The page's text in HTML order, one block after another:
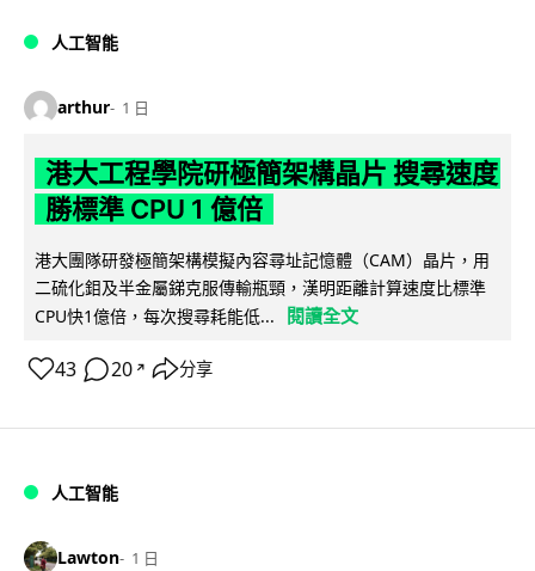
人工智能
arthur 1 日
港大工程學院研極簡架構晶片 搜尋速度
勝標準 CPU 1 億倍
港大團隊研發極簡架構模擬內容尋址記憶體（CAM）晶片，用
二硫化鉬及半金屬銻克服傳輸瓶頸，漢明距離計算速度比標準
CPU快1億倍，每次搜尋耗能低...
閱讀全文
43 20 ↗ 分享
人工智能
Lawton 1 日